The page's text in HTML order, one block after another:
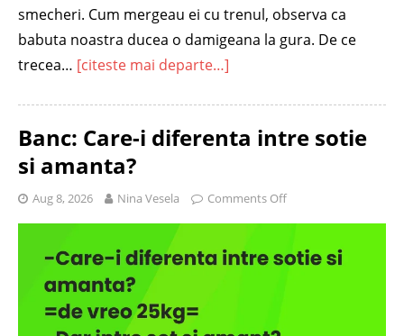
smecheri. Cum mergeau ei cu trenul, observa ca
babuta noastra ducea o damigeana la gura. De ce
trecea… [citeste mai departe…]
Banc: Care-i diferenta intre sotie
si amanta?
Aug 8, 2026 Nina Vesela Comments Off